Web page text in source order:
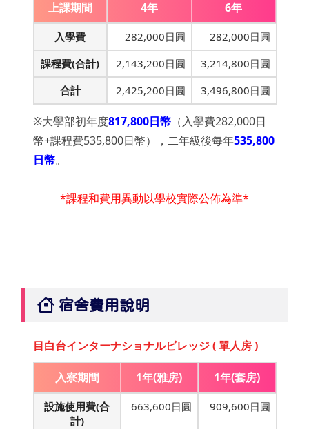
上課期間 4年 6年
入學費 282,000日圓
282,000日圓
課程費(合計)
2,143,200日圓
3,214,800日圓
合計
2,425,200日圓 3,496,800日圓
※大學部初年度817,800日幣（入學費282,000日
幣+課程費535,800日幣），二年級後每年535,800
日幣。
*課程和費用異動以學校實際公佈為準*
宿舍費用說明
目白台インターナショナルビレッジ ( 單人房 )
入寮期間 1年(雅房) 1年(套房)
設施使用費(合
計)
663,600日圓 909,600日圓